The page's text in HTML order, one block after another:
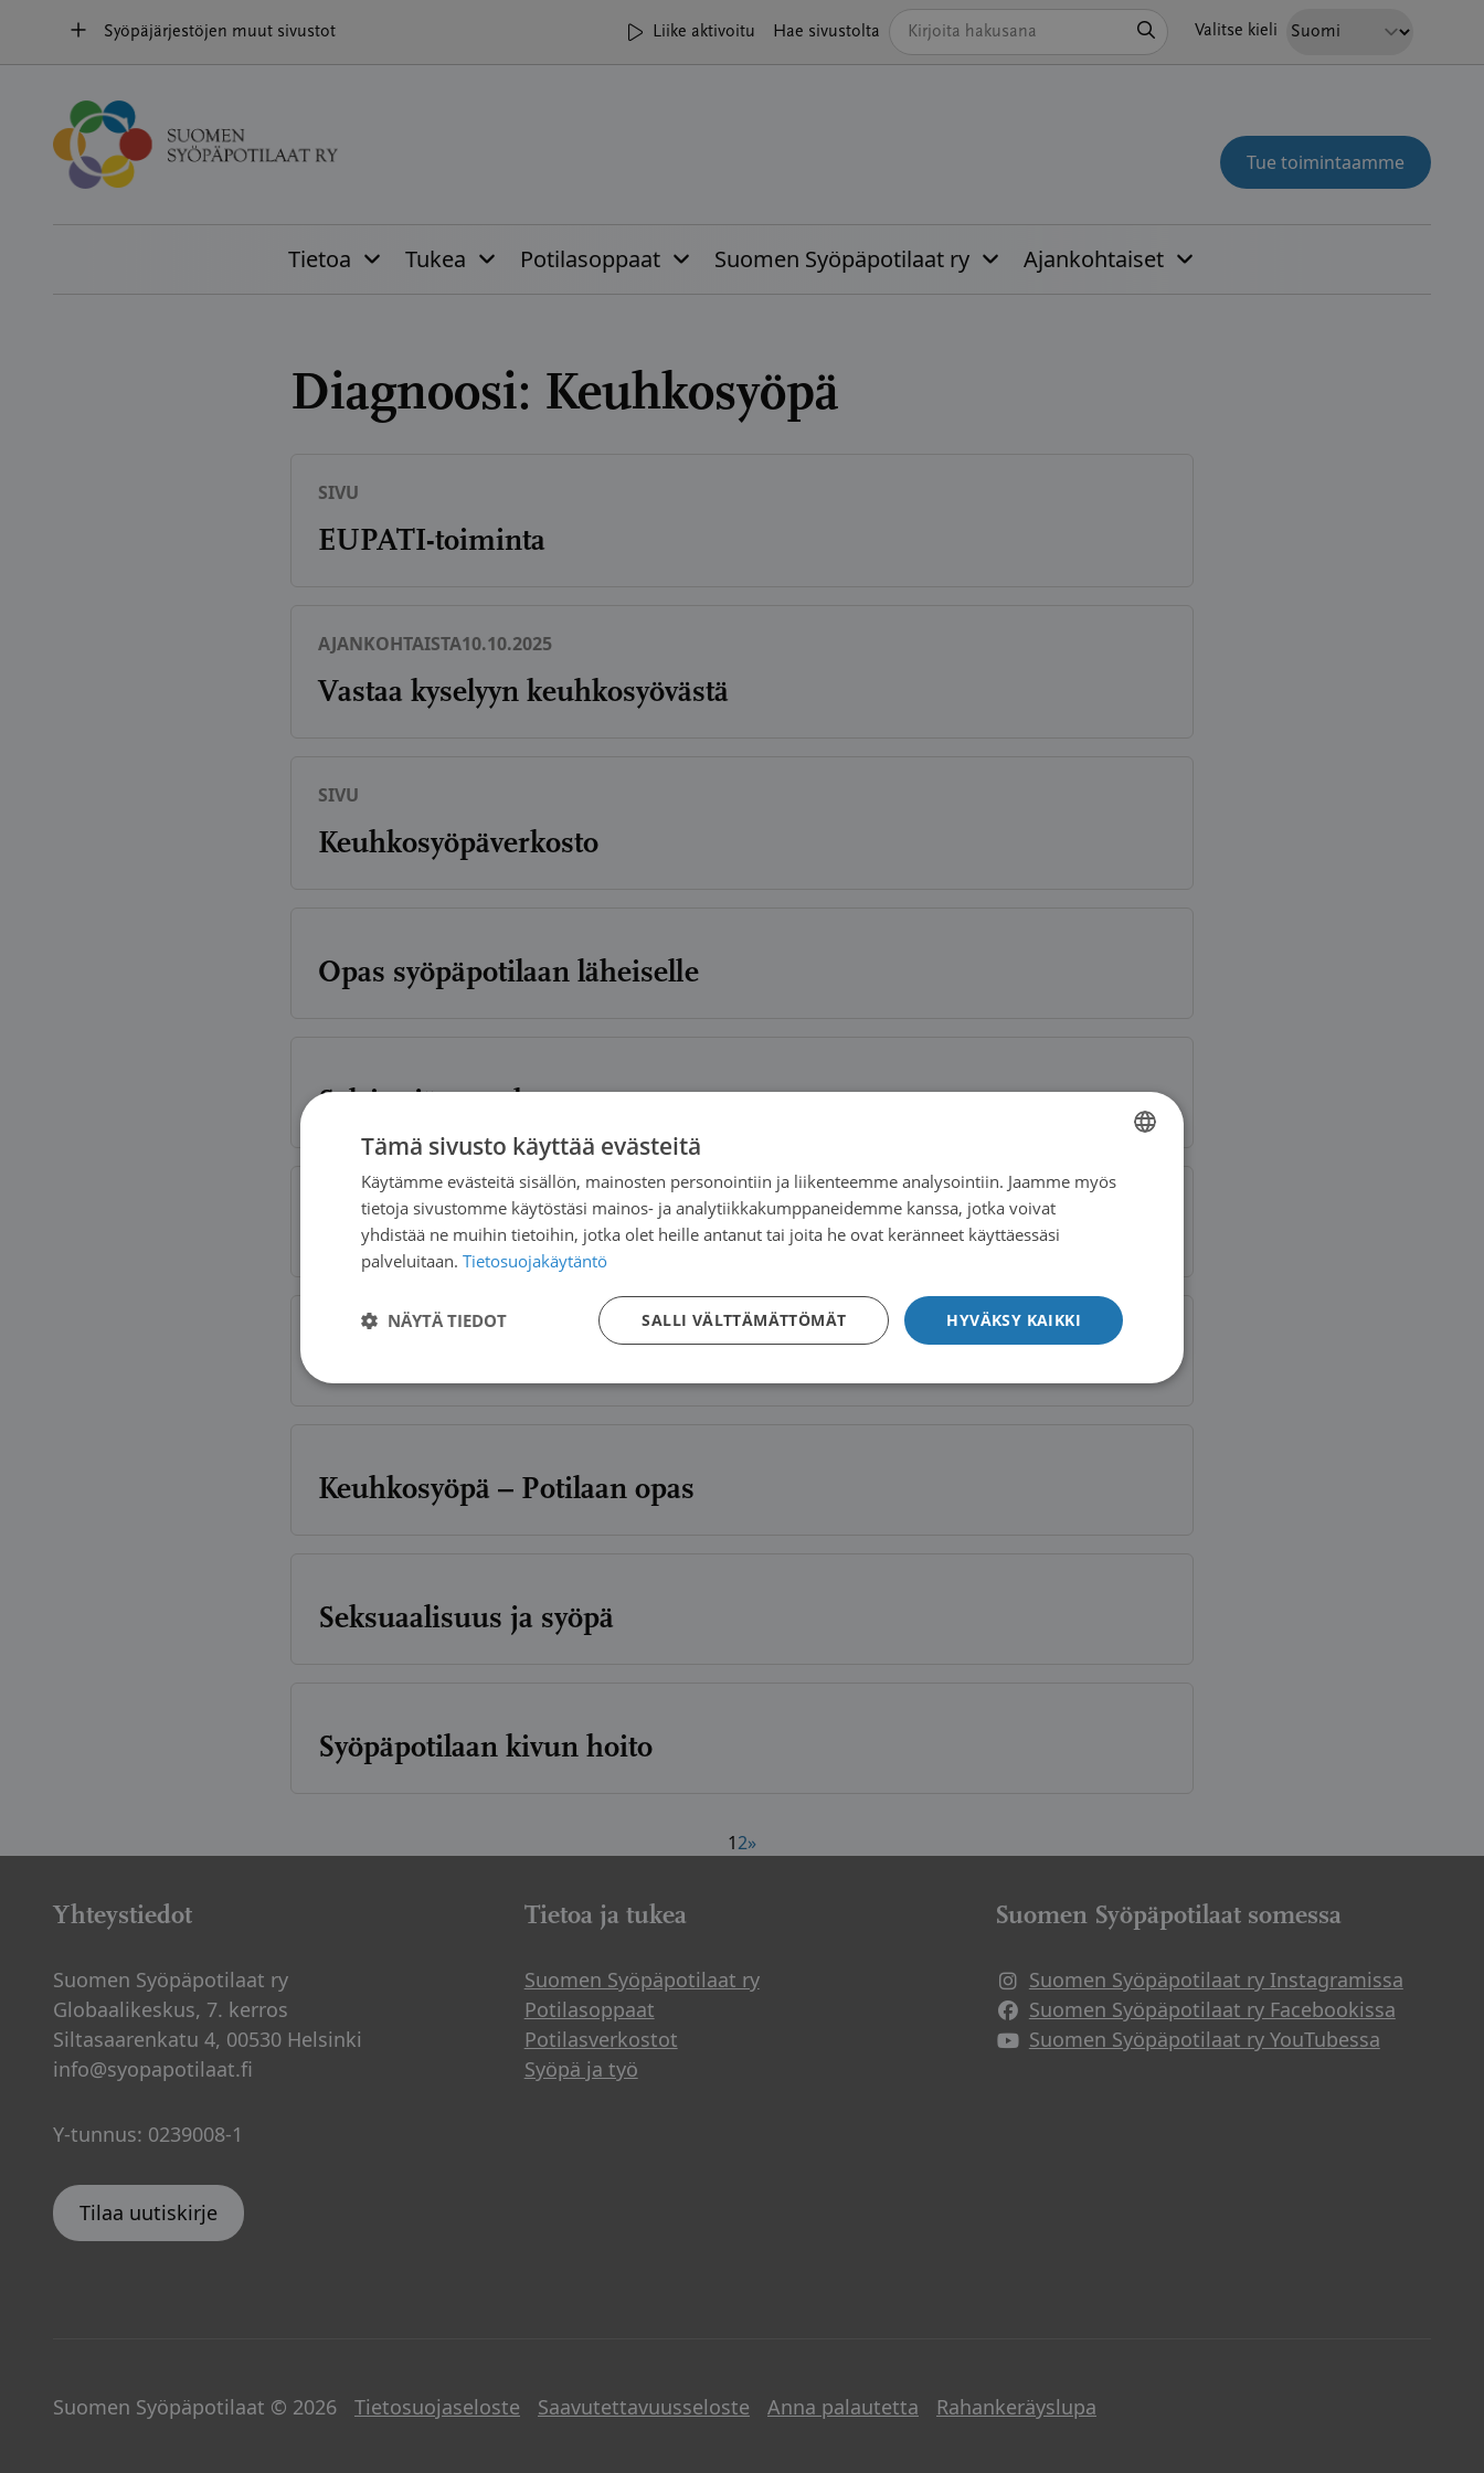
sisältöön
Syöpäjärjestöjen muut sivustot Liike aktivoitu Hae sivustolta Valitse kieli
Tue toimintaamme
Tietoa Tukea Potilasoppaat Suomen Syöpäpotilaat ry Ajankohtaiset
Diagnoosi: Keuhkosyöpä
SIVU
EUPATI-toiminta
AJANKOHTAISTA10.10.2025
Vastaa kyselyyn keuhkosyövästä
SIVU
Keuhkosyöpäverkosto
Opas syöpäpotilaan läheiselle
Selviytyjän matkaopas
Syöpäpotilaana Suomessa
Keuhkosyöpä – Potilaan opas
Seksuaalisuus ja syöpä
Syöpäpotilaan kivun hoito
Artikkelien
12»
Yhteystiedot
Suomen Syöpäpotilaat ry
Globaalikeskus, 7. kerros
Siltasaarenkatu 4, 00530 Helsinki
info@syopapotilaat.fi
Y-tunnus: 0239008-1
Tilaa uutiskirje
Tietoa ja tukea
Suomen Syöpäpotilaat ry
Potilasoppaat
Potilasverkostot
Syöpä ja työ
Suomen Syöpäpotilaat somessa
Suomen Syöpäpotilaat ry Instagramissa
Suomen Syöpäpotilaat ry Facebookissa
Suomen Syöpäpotilaat ry YouTubessa
Suomen Syöpäpotilaat © 2026 Tietosuojaseloste Saavutettavuusseloste Anna palautetta Rahankeräyslupa
FINNISH
Tämä sivusto käyttää evästeitä
Käytämme evästeitä sisällön, mainosten personointiin ja liikenteemme analysointiin. Jaamme myös
tietoja sivustomme käytöstäsi mainos- ja analytiikkakumppaneidemme kanssa, jotka voivat
yhdistää ne muihin tietoihin, jotka olet heille antanut tai joita he ovat keränneet käyttäessäsi
palveluitaan. Tietosuojakäytäntö
HYVÄKSY KAIKKI
SALLI VÄLTTÄMÄTTÖMÄT
NÄYTÄ TIEDOT